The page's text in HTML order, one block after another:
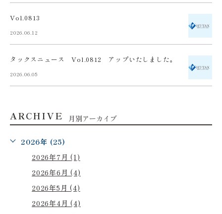
Vol.0813
2026.06.12
タックスニュース Vol.0812 アップいたしました。
2026.06.05
ARCHIVE 月別アーカイブ
2026年 (25)
2026年7月 (1)
2026年6月 (4)
2026年5月 (4)
2026年4月 (4)